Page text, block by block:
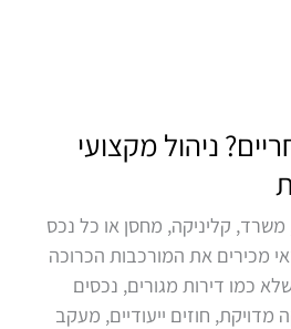
ניהול מקצועי
קליניקה, מחסן או כל נכס
מכירים את המורכבות הכרוכה
כמו דירות מגורים, נכסים
מדויקת, חוזים ייעודיים, מעקב